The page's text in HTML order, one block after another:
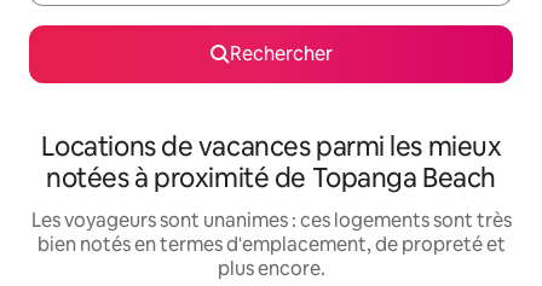
Rechercher
Locations de vacances parmi les mieux
notées à proximité de Topanga Beach
Les voyageurs sont unanimes : ces logements sont très
bien notés en termes d'emplacement, de propreté et
plus encore.